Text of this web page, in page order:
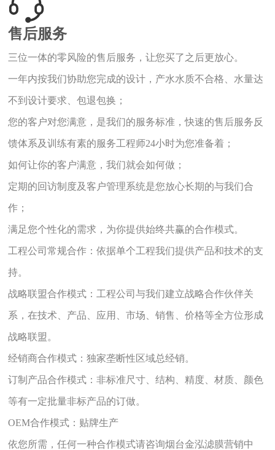
售后服务
三位一体的零风险的售后服务，让您买了之后更放心。
一年内按我们协助您完成的设计，产水水质不合格、水量达
不到设计要求、包退包换；
您的客户对您满意，是我们的服务标准，快速的售后服务反
馈体系及训练有素的服务工程师24小时为您准备着；
如何让你的客户满意，我们就会如何做；
定期的回访制度及客户管理系统是您放心长期的与我们合
作；
满足您个性化的需求，为你提供始终共赢的合作模式。
工程公司常规合作：依据单个工程我们提供产品和技术的支
持。
战略联盟合作模式：工程公司与我们建立战略合作伙伴关
系，在技术、产品、应用、市场、销售、价格等全方位形成
战略联盟。
经销商合作模式：独家垄断性区域总经销。
订制产品合作模式：非标准尺寸、结构、精度、材质、颜色
等有一定批量非标产品的订做。
OEM合作模式：贴牌生产
依您所需，任何一种合作模式请咨询烟台金泓滤膜营销中